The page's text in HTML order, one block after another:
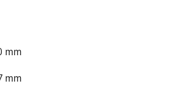
mm
mm